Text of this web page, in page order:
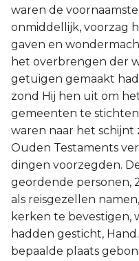
waren de
onmiddellijk, voorzag
gaven en
het overbrengen der
getuigen gemaakt
zond Hij hen uit om
gemeenten te
waren naar het schijnt
Ouden Testaments
dingen voorzegden.
geordende personen,
als reisgezellen
kerken te bevestigen,
hadden gesticht,
bepaalde plaats